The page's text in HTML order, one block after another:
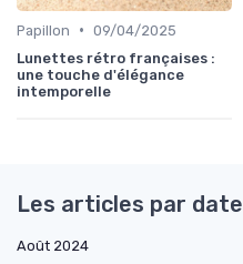
Papillon • 09/04/2025
Lunettes rétro françaises :
une touche d'élégance
intemporelle
Les articles par date
Août 2024